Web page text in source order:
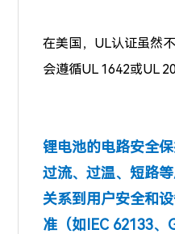
在美国，UL认证虽然
会遵循UL 1642或UL
锂电池的电路安全
过流、过温、短路
关系到用户安全和
准（如IEC 62133、